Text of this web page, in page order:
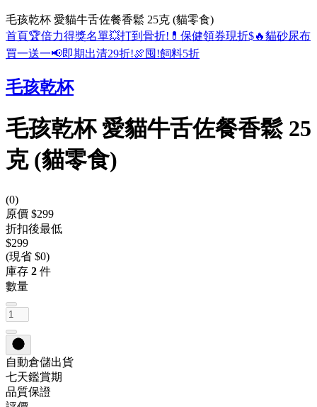
毛孩乾杯 愛貓牛舌佐餐香鬆 25克 (貓零食)
首頁🏆倍力得獎名單💥打到骨折! 💊保健領券現折$🔥貓砂尿布
買一送一📢即期出清29折!🍖囤!飼料5折
毛孩乾杯
毛孩乾杯 愛貓牛舌佐餐香鬆 25
克 (貓零食)
(0)
原價 $299
折扣後最低
$299
(現省 $0)
庫存 2 件
數量
自動倉儲出貨
七天鑑賞期
品質保證